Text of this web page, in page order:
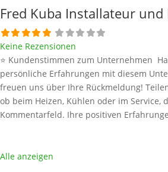
Fred Kuba Installateur und
Keine Rezensionen
⭐ Kundenstimmen zum Unternehmen
persönliche Erfahrungen mit diesem
freuen uns über Ihre Rückmeldung!
ob beim Heizen, Kühlen oder im Service,
Kommentarfeld. Ihre positiven
und bleibenWeiterlesen …
Alle anzeigen